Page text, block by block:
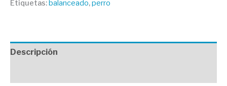
Etiquetas: balanceado,perro
Descripción